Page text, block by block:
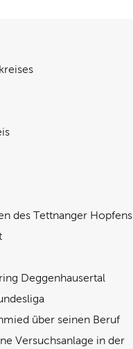
des Tettnanger Hopfens
Deggenhausertal
über seinen Beruf
Versuchsanlage in der